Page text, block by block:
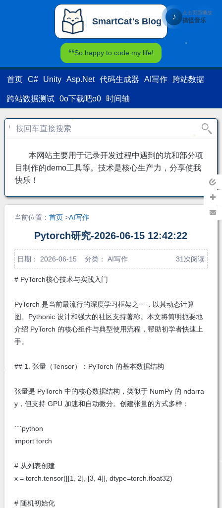
返回
主页
加关
SmartCat's Blog
SmartCat's Blog
So happy to code my life!
首页 C# Unity Asp.Net 代码生成器 AI写作 跨站数据
跨站数据测试 0o下载吧o0 时间轴
本网站主要用于记录开发过程中遇到的坑和部分项
目制作的demo工具等。技术是核心生产力，分享使我
快乐！
当前位置： 首页>AI写作
Pytorch研究-2026-06-15 12:42:22
日期： 2026-06-15 分类： AI写作 31次阅读
# PyTorch核心技术与实践入门
PyTorch 是当前最流行的深度学习框架之一，以其动态计算
图、Pythonic 设计和强大的社区支持著称。本文将简明扼要地
介绍 PyTorch 的核心组件与典型使用流程，帮助初学者快速上
手。
## 1. 张量（Tensor）：PyTorch 的基本数据结构
张量是 PyTorch 中的核心数据结构，类似于 NumPy 的 ndarra
y，但支持 GPU 加速和自动微分。创建张量的方式多样：
```python
import torch
# 从列表创建
x = torch.tensor([[1, 2], [3, 4]], dtype=torch.float32)
# 随机初始化
♪ 点击页面播放
搞怪音乐